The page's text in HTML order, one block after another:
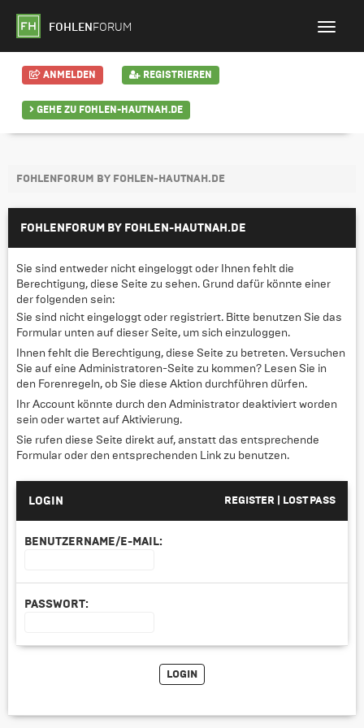
FOHLEN FORUM
ANMELDEN REGISTRIEREN
GEHE ZU FOHLEN-HAUTNAH.DE
FOHLENFORUM BY FOHLEN-HAUTNAH.DE
FOHLENFORUM BY FOHLEN-HAUTNAH.DE
Sie sind entweder nicht eingeloggt oder Ihnen fehlt die
Berechtigung, diese Seite zu sehen. Grund dafür könnte einer
der folgenden sein:
Sie sind nicht eingeloggt oder registriert. Bitte benutzen Sie das
Formular unten auf dieser Seite, um sich einzuloggen.
Ihnen fehlt die Berechtigung, diese Seite zu betreten. Versuchen
Sie auf eine Administratoren-Seite zu kommen? Lesen Sie in
den Forenregeln, ob Sie diese Aktion durchführen dürfen.
Ihr Account könnte durch den Administrator deaktiviert worden
sein oder wartet auf Aktivierung.
Sie rufen diese Seite direkt auf, anstatt das entsprechende
Formular oder den entsprechenden Link zu benutzen.
LOGIN REGISTER LOST PASS
BENUTZERNAME/E-MAIL:
PASSWORT: